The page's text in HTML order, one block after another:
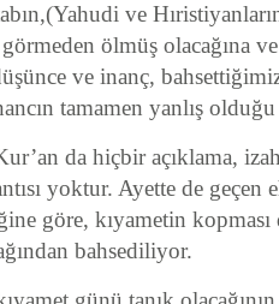
ve
ölmüş olacağına
ve inanç,
tamamen yanlış olduğu
da hiçbir açıklama,
yoktur. Ayette de geçen
göre, kıyametin
bahsediliyor.